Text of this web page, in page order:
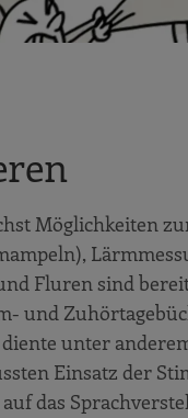
Möglichkeiten
Fluren sind
und
unter
Einsatz der
das